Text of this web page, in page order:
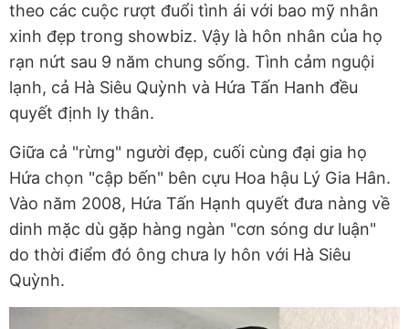
theo các cuộc rượt đuổi tình ái với bao mỹ nhân
xinh đẹp trong showbiz. Vậy là hôn nhân của họ
rạn nứt sau 9 năm chung sống. Tình cảm nguội
lạnh, cả Hà Siêu Quỳnh và Hứa Tấn Hanh đều
quyết định ly thân.
Giữa cả "rừng" người đẹp, cuối cùng đại gia họ
Hứa chọn "cập bến" bên cựu Hoa hậu Lý Gia Hân.
Vào năm 2008, Hứa Tấn Hạnh quyết đưa nàng về
dinh mặc dù gặp hàng ngàn "cơn sóng dư luận"
do thời điểm đó ông chưa ly hôn với Hà Siêu
Quỳnh.